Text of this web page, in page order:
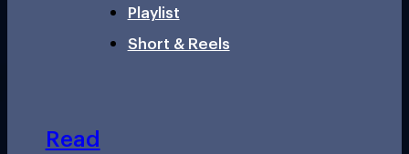
Playlist
Short & Reels
Read